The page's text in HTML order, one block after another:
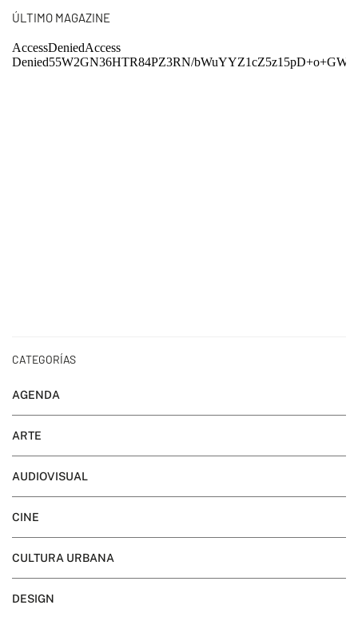
ÚLTIMO MAGAZINE
CATEGORÍAS
AGENDA
ARTE
AUDIOVISUAL
CINE
CULTURA URBANA
DESIGN